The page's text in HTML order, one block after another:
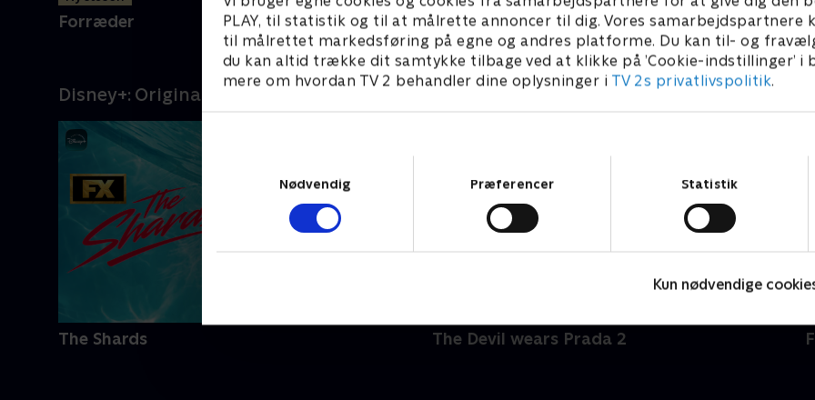
PLAY, til statistik og til at målrette annoncer til dig. Vores samarbejdspartnere
til målrettet markedsføring på egne og andres platforme. Du kan til- og
du kan altid trække dit samtykke tilbage ved at klikke på ’Cookie-indstillinger’ i
mere om hvordan TV 2 behandler dine oplysninger i TV 2s privatlivspolitik.
Nødvendig
Præferencer Statistik
Kun nødvendige
Forræder Klovn
Disney+: Originals, store film og serier
The Shards The Devil wears Prada 2